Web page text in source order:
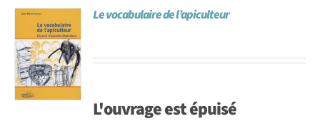
Achat en ligne
Panier WooCommerce
Le vocabulaire de l’apiculteur
L'ouvrage estépuisé